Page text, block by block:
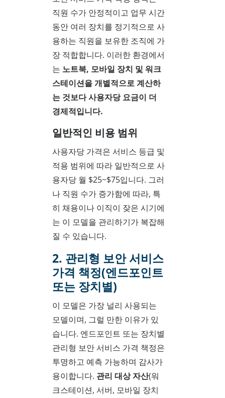
직원 수가 안정적이고 업무 시간
동안 여러 장치를 정기적으로 사
용하는 직원을 보유한 조직에 가
장 적합합니다. 이러한 환경에서
는 노트북, 모바일 장치 및 워크
스테이션을 개별적으로 계산하
는 것보다 사용자당 요금이 더
경제적입니다.
일반적인 비용 범위
사용자당 가격은 서비스 등급 및
적용 범위에 따라 일반적으로 사
용자당 월 $25~$75입니다. 그러
나 직원 수가 증가함에 따라, 특
히 채용이나 이직이 잦은 시기에
는 이 모델을 관리하기가 복잡해
질 수 있습니다.
2. 관리형 보안 서비스
가격 책정(엔드포인트
또는 장치별)
이 모델은 가장 널리 사용되는
모델이며, 그럴 만한 이유가 있
습니다. 엔드포인트 또는 장치별
관리형 보안 서비스 가격 책정은
투명하고 예측 가능하며 감사가
용이합니다. 관리 대상 자산(워
크스테이션, 서버, 모바일 장치